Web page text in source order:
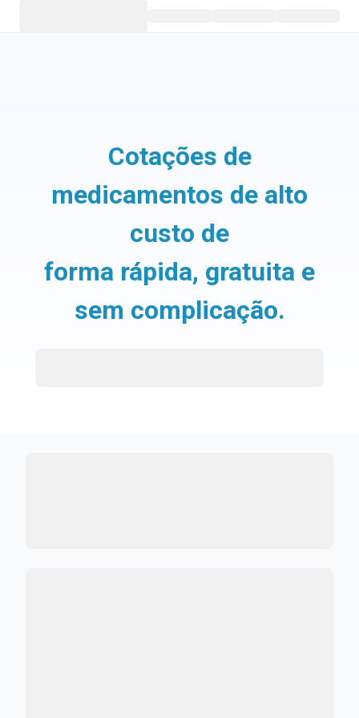
Cotações de
medicamentos de alto
custo de
forma rápida, gratuita e
sem complicação.